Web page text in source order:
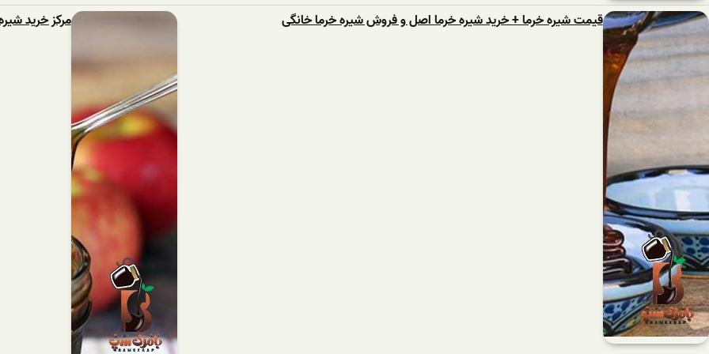
قیمت شیره خرما + خرید شیره خرما اصل و فروش شیره خرما خانگی مرکز خرید